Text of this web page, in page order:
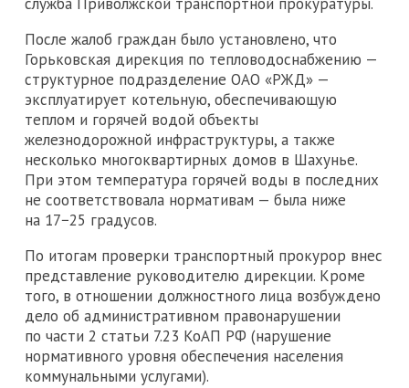
После жалоб граждан было установлено, что
Горьковская дирекция по тепловодоснабжению —
структурное подразделение ОАО «РЖД» —
эксплуатирует котельную, обеспечивающую
теплом и горячей водой объекты
железнодорожной инфраструктуры, а также
несколько многоквартирных домов в Шахунье.
При этом температура горячей воды в последних
не соответствовала нормативам — была ниже
на 17−25 градусов.
По итогам проверки транспортный прокурор внес
представление руководителю дирекции. Кроме
того, в отношении должностного лица возбуждено
дело об административном правонарушении
по части 2 статьи 7.23 КоАП РФ (нарушение
нормативного уровня обеспечения населения
коммунальными услугами).